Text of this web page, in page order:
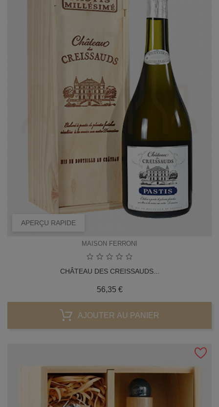
APERÇU RAPIDE
MAISON FERRONI
CHÂTEAU DES CREISSAUDS...
56,35 €Prix
AJOUTER AU PANIER